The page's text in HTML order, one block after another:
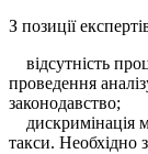
З позиції
відсутність
проведення
законодавство;
дискримінація
такси. Необхідно